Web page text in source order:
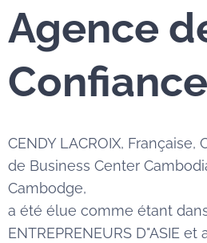
Agence
Confiance
CENDY LACROIX, Française,
de Business Center
Cambodge,
a été élue comme étant
ENTREPRENEURS D"ASIE